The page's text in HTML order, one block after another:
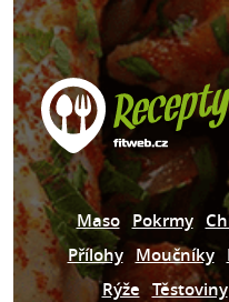
Maso Pokrmy
Přílohy Moučníky
Rýže Těstoviny